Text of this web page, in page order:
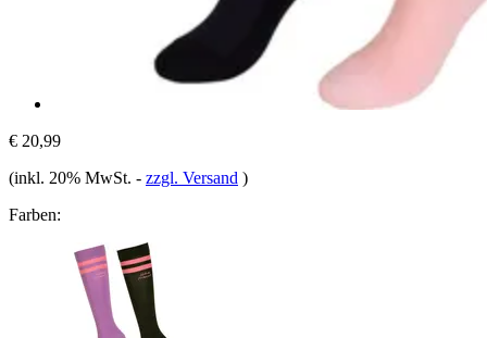
€ 20,99
(inkl. 20% MwSt. - zzgl. Versand )
Farben: